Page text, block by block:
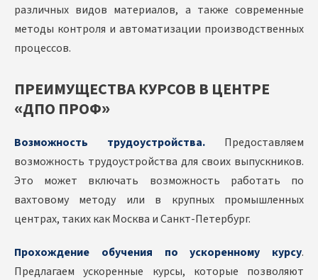
различных видов материалов, а также современные
методы контроля и автоматизации производственных
процессов.
ПРЕИМУЩЕСТВА КУРСОВ В ЦЕНТРЕ
«ДПО ПРОФ»
Возможность трудоустройства. Предоставляем
возможность трудоустройства для своих выпускников.
Это может включать возможность работать по
вахтовому методу или в крупных промышленных
центрах, таких как Москва и Санкт-Петербург.
Прохождение обучения по ускоренному курсу.
Предлагаем ускоренные курсы, которые позволяют